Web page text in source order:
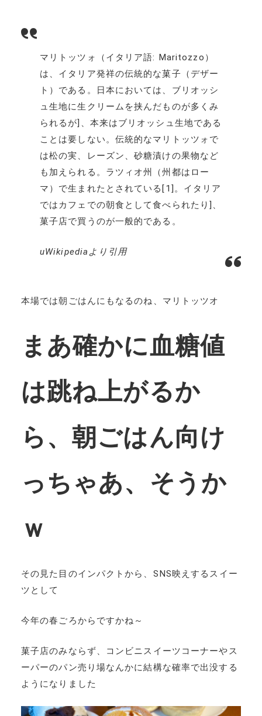
マリトッツォ（イタリア語: Maritozzo）
は、イタリア発祥の伝統的な菓子（デザー
ト）である。日本においては、ブリオッシ
ュ生地に生クリームを挟んだものが多くみ
られるが]、本来はブリオッシュ生地である
ことは要しない。伝統的なマリトッツォで
は松の実、レーズン、砂糖漬けの果物など
も加えられる。ラツィオ州（州都はロー
マ）で生まれたとされている[1]。イタリア
ではカフェでの朝食として食べられたり]、
菓子店で買うのが一般的である。
uWikipediaより引用
本場では朝ごはんにもなるのね、マリトッツオ
まあ確かに血糖値
は跳ね上がるか
ら、朝ごはん向け
っちゃあ、そうか
ｗ
その見た目のインパクトから、SNS映えするスイー
ツとして
今年の春ごろからですかね～
菓子店のみならず、コンビニスイーツコーナーやス
ーパーのパン売り場なんかに結構な確率で出没する
ようになりました